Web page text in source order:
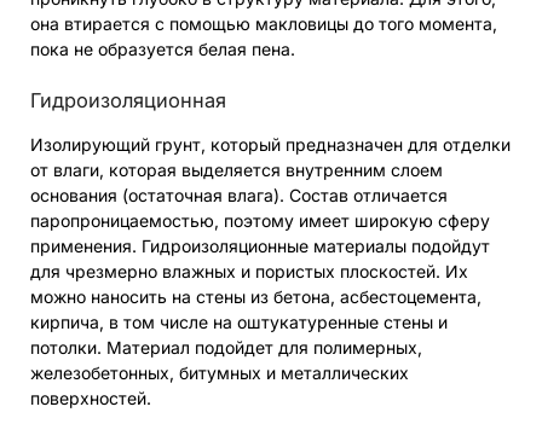
она втирается с помощью макловицы до того момента,
пока не образуется белая пена.
Гидроизоляционная
Изолирующий грунт, который предназначен для отделки
от влаги, которая выделяется внутренним слоем
основания (остаточная влага). Состав отличается
паропроницаемостью, поэтому имеет широкую сферу
применения. Гидроизоляционные материалы подойдут
для чрезмерно влажных и пористых плоскостей. Их
можно наносить на стены из бетона, асбестоцемента,
кирпича, в том числе на оштукатуренные стены и
потолки. Материал подойдет для полимерных,
железобетонных, битумных и металлических
поверхностей.